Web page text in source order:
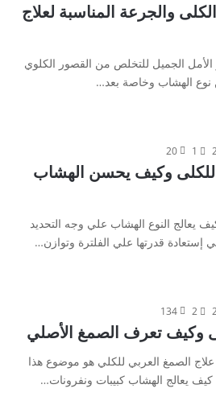
والجرعة المناسبة لعلاج
الأمل الجميل للتخلص من القصور الكلوي
نوع الهشاب وخاصة بعد…
1
20
للكلى وكيف يحسن الهشاب
يعالج النوع الهشاب علي وجه التحديد
إستعادة قدرتها علي الفلترة وتوازن…
2
134
وكيف تعرف الصمغ الأصلي
الصمغ العربي للكلي هو موضوع هذا
يعالج الهشاب كبيبات ونفرونات…